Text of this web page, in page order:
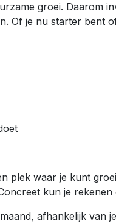
groei. Daarom
Of je nu starter bent
plek waar je kunt
kun je rekenen
afhankelijk van